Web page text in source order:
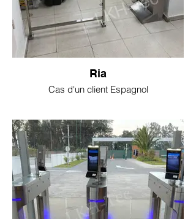
Ria
Cas d'un client Espagnol